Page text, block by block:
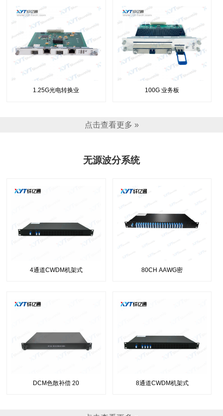
1.25G光电转换业 100G 业务板
点击查看更多 »
无源波分系统
4通道CWDM机架式 80CH AAWG密
DCM色散补偿 20 8通道CWDM机架式